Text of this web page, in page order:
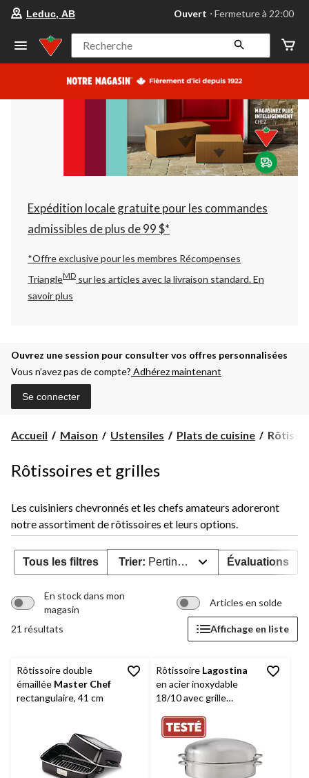
votre
préféré
Leduc,
AB,
courament
Fermeture
à
22:00
cliquer
pour
changer
Leduc, AB Ouvert ⋅ Fermeture à 22:00
Recherche
Expédition locale gratuite pour les commandes
admissibles de plus de 99 $*
*Offre exclusive pour les membres Récompenses
TriangleMD sur les articles avec la livraison standard.En
savoir plus
Ouvrez une session pour consulter vos offres personnalisées
Vous n’avez pas de compte? Adhérez maintenant
Se connecter
Accueil Maison Ustensiles Plats de cuisine
Rôtissoires et grilles
Les cuisiniers chevronnés et les chefs amateurs adoreront
notre assortiment de rôtissoires et leurs options.
Tous les filtres Trier: Pertinence Évaluations
En stock dans mon
magasin
Articles en solde
21 résultats Affichage en liste
Rôtissoire double
émaillée Master Chef
rectangulaire, 41 cm
Rôtissoire Lagostina
en acier inoxydable
18/10 avec grille
43 x 33 cm